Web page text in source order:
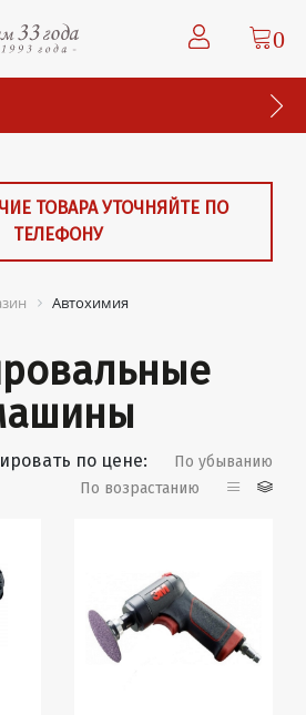
0
ТОВАРА УТОЧНЯЙТЕ ПО
ТЕЛЕФОНУ
Автохимия
по цене:
По убыванию
По возрастанию